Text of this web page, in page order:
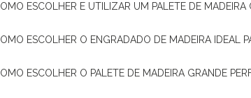
COMO ESCOLHER E UTILIZAR UM PALETE DE
COMO ESCOLHER O ENGRADADO DE MADEIRA IDEAL
COMO ESCOLHER O PALETE DE MADEIRA GRANDE